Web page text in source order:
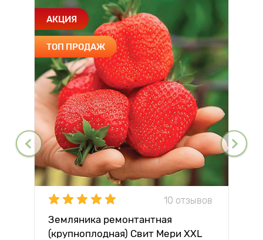
АКЦИЯ
ТОП ПРОДАЖ
10 отзывов
Земляника ремонтантная
(крупноплодная) Свит Мери XXL